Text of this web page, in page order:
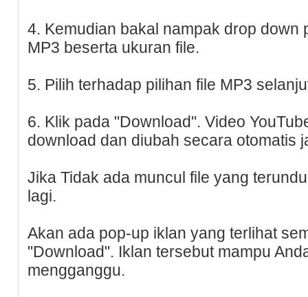
4. Kemudian bakal nampak drop down
MP3 beserta ukuran file.
5. Pilih terhadap pilihan file MP3
6. Klik pada "Download". Video
download dan diubah secara otomatis
Jika Tidak ada muncul file yang
lagi.
Akan ada pop-up iklan yang terlihat
"Download". Iklan tersebut mampu
mengganggu.